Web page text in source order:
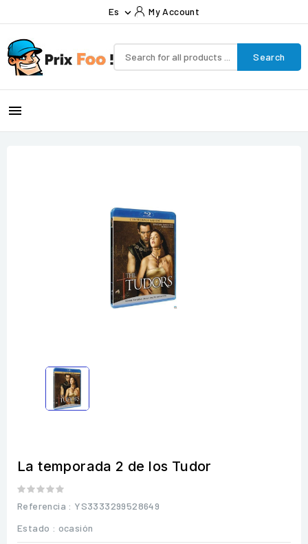
Es  My Account
Search

La temporada 2 de los Tudor
Referencia : YS3333299528649
Estado : ocasión